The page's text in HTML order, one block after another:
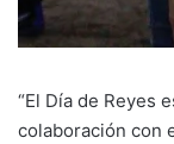
“El Día de Reyes
colaboración con